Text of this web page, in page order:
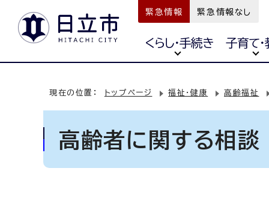
緊急情報 緊急情報なし
くらし・手続き 子育て
現在の位置： トップページ 福祉・健康 高齢福祉
高齢者に関する相談